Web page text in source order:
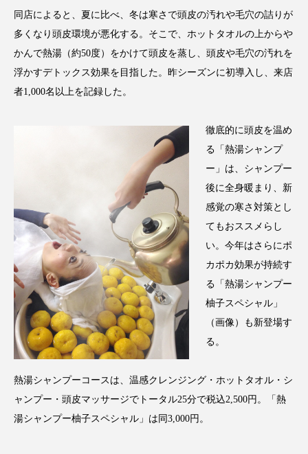
エクソソーム オーガニック オゾン
カウンセラー カウンセリング
ケーススタディ
コスト削減
コネクテッド・ビューティ コミュニケーション
コルチゾール サステナビリティ
サステナブル美容 サプライチェーン
サプリ サロンクレンジング
サロン経営 サロン連略 シャネル
スカルプ クレンジング 頻度 スカルプケア
同店によると、夏に比べ、冬は寒さで頭皮の汚れや毛穴の詰りが
多くなり頭皮環境が悪化する。そこで、ホットタオルの上からや
かんで熱湯（約50度）をかけて頭皮を蒸し、頭皮や毛穴の汚れを
浮かすデトックス効果を目指した。昨シーズンに初導入し、来店
者1,000名以上を記録した。
徹底的に頭皮を温め
る「熱湯シャンプ
ー」は、シャンプー
後に全身暖まり、新
感覚の寒さ対策とし
てもおススメらし
い。今年はさらにポ
カポカ効果が持続す
る「熱湯シャンプー
柚子スペシャル」
（画像）も新登場す
る。
熱湯シャンプーコースは、温感クレンジング・ホットタオル・シ
ャンプー・頭皮マッサージでトータル25分で税込2,500円。「熱
湯シャンプー柚子スペシャル」は同3,000円。